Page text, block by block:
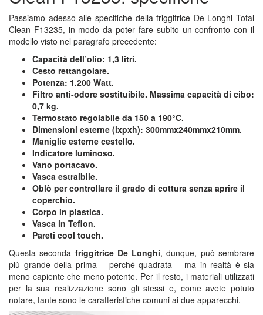
Passiamo adesso alle specifiche della friggitrice De Longhi Total
Clean F13235, in modo da poter fare subito un confronto con il
modello visto nel paragrafo precedente:
Capacità dell’olio: 1,3 litri.
Cesto rettangolare.
Potenza: 1.200 Watt.
Filtro anti-odore sostituibile. Massima capacità di cibo:
0,7 kg.
Termostato regolabile da 150 a 190°C.
Dimensioni esterne (lxpxh): 300mmx240mmx210mm.
Maniglie esterne cestello.
Indicatore luminoso.
Vano portacavo.
Vasca estraibile.
Oblò per controllare il grado di cottura senza aprire il
coperchio.
Corpo in plastica.
Vasca in Teflon.
Pareti cool touch.
Questa seconda friggitrice De Longhi, dunque, può sembrare
più grande della prima – perché quadrata – ma in realtà è sia
meno capiente che meno potente. Per il resto, i materiali utilizzati
per la sua realizzazione sono gli stessi e, come avete potuto
notare, tante sono le caratteristiche comuni ai due apparecchi.